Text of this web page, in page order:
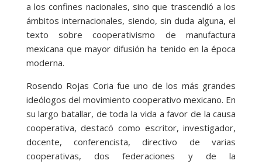
a los confines nacionales, sino que trascendió a los
ámbitos internacionales, siendo, sin duda alguna, el
texto sobre cooperativismo de manufactura
mexicana que mayor difusión ha tenido en la época
moderna.
Rosendo Rojas Coria fue uno de los más grandes
ideólogos del movimiento cooperativo mexicano. En
su largo batallar, de toda la vida a favor de la causa
cooperativa, destacó como escritor, investigador,
docente, conferencista, directivo de varias
cooperativas, dos federaciones y de la